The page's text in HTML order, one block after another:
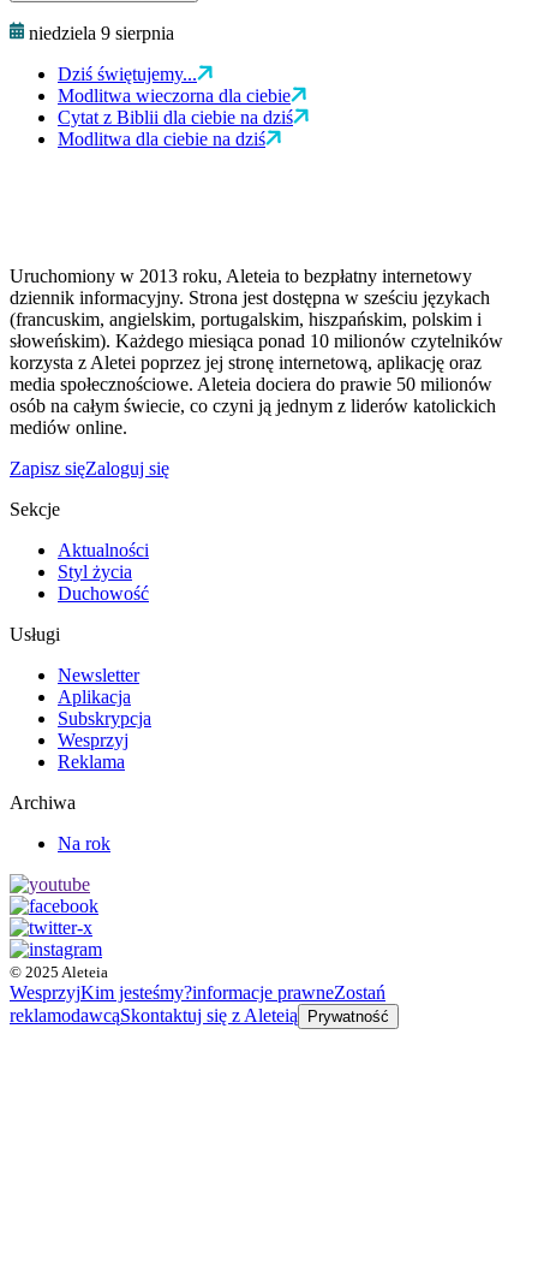
niedziela 9 sierpnia
Dziś świętujemy...
Modlitwa wieczorna dla ciebie
Cytat z Biblii dla ciebie na dziś
Modlitwa dla ciebie na dziś
Uruchomiony w 2013 roku, Aleteia to bezpłatny internetowy
dziennik informacyjny. Strona jest dostępna w sześciu językach
(francuskim, angielskim, portugalskim, hiszpańskim, polskim i
słoweńskim). Każdego miesiąca ponad 10 milionów czytelników
korzysta z Aletei poprzez jej stronę internetową, aplikację oraz
media społecznościowe. Aleteia dociera do prawie 50 milionów
osób na całym świecie, co czyni ją jednym z liderów katolickich
mediów online.
Zapisz sięZaloguj się
Sekcje
Aktualności
Styl życia
Duchowość
Usługi
Newsletter
Aplikacja
Subskrypcja
Wesprzyj
Reklama
Archiwa
Na rok
© 2025 Aleteia
WesprzyjKim jesteśmy?informacje prawneZostań
reklamodawcąSkontaktuj się z Aleteią Prywatność